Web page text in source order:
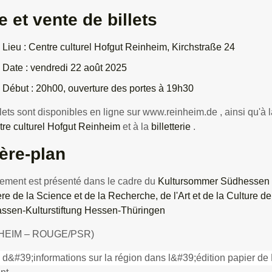
et vente de billets
Lieu : Centre culturel Hofgut Reinheim, Kirchstraße 24
Date : vendredi 22 août 2025
Début : 20h00, ouverture des portes à 19h30
sont disponibles en ligne sur www.reinheim.de , ainsi qu'à
culturel Hofgut Reinheim et à la billetterie .
plan
est présenté dans le cadre du Kultursommer Südhessen
de la Science et de la Recherche, de l'Art et de la Culture
Kulturstiftung Hessen-Thüringen
– ROUGE/PSR)